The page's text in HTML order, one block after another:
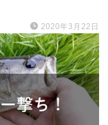
2020年3月22日